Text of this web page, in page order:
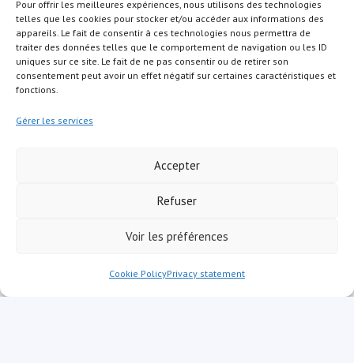
Pour offrir les meilleures expériences, nous utilisons des technologies
telles que les cookies pour stocker et/ou accéder aux informations des
appareils. Le fait de consentir à ces technologies nous permettra de
traiter des données telles que le comportement de navigation ou les ID
uniques sur ce site. Le fait de ne pas consentir ou de retirer son
consentement peut avoir un effet négatif sur certaines caractéristiques et
fonctions.
Gérer les services
Accepter
Refuser
Voir les préférences
Cookie PolicyPrivacy statement